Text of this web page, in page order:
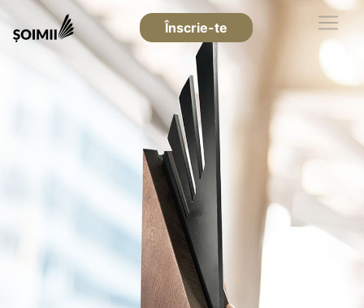
Înscrie-te